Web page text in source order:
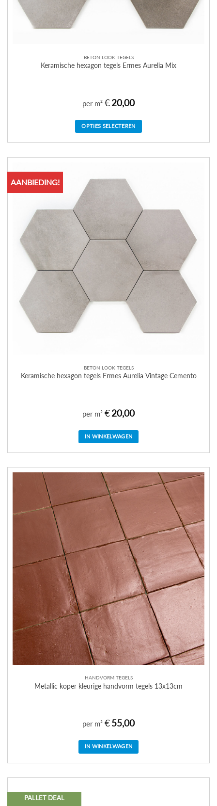
BETON LOOK TEGELS
Keramische hexagon tegels Ermes Aurelia Mix
per m² €20,00
OPTIES SELECTEREN
AANBIEDING!
BETON LOOK TEGELS
Keramische hexagon tegels Ermes Aurelia Vintage Cemento
per m² €20,00
IN WINKELWAGEN
HANDVORM TEGELS
Metallic koper kleurige handvorm tegels 13x13cm
per m² €55,00
IN WINKELWAGEN
PALLET DEAL